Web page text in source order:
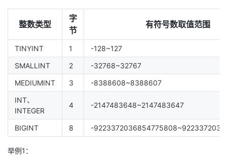
博
客
的
论
坛
我
的
圈
子
我
的
直
播
我
的
活
动
我
的
关
我
的
我
整数类型
字
节
有符号数取值范围
TINYINT 1
-128~127
SMALLINT
2
-32768~32767
MEDIUMINT
3
-8388608~8388607
INT、
INTEGER
4 -2147483648~2147483647
BIGINT 8 -
举例1：